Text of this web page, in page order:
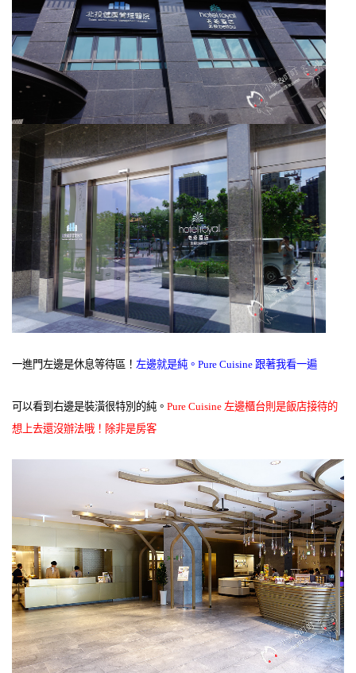
一進門左邊是休息等待區！ 左邊就是純。Pure Cuisine 跟著我看一遍
可以看到右邊是裝潢很特別的純。 Pure Cuisine 左邊櫃台則是飯店接待的
想上去還沒辦法哦！ 除非是房客